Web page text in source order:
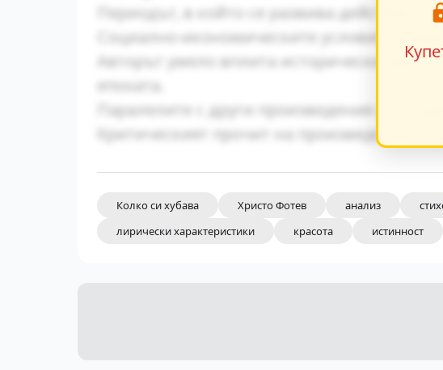
Периодът, в който се развива
Социално-икономическите условия
Авторът умело вплита исторически
епохата.
Паралелите с други произведения от
Критическият прочит на произведението
Колко си хубава Христо Фотев анализ
лирически характеристики
красота истинност